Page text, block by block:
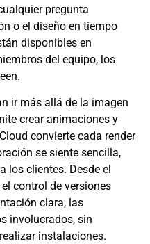
pregunta
o el diseño en tiempo
disponibles en
del equipo, los
ir más allá de la imagen
crear animaciones y
convierte cada render
se siente sencilla,
los clientes. Desde el
control de versiones
clara, las
involucrados, sin
instalaciones.